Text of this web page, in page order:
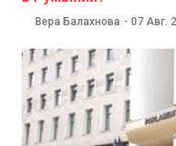
Вера Балахнова - 07 Авг.